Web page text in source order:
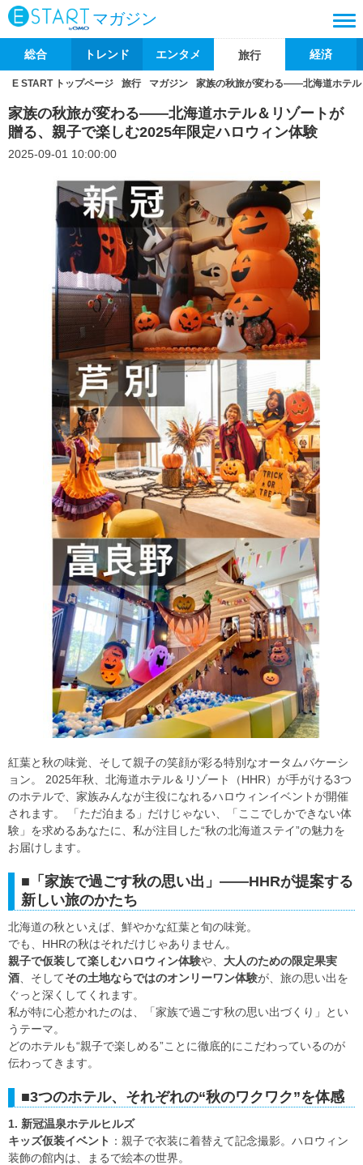
マガジン
総合 トレンド エンタメ 旅行 経済
E START トップページ 旅行 マガジン 家族の秋旅が変わる——北海道ホテル
家族の秋旅が変わる——北海道ホテル＆リゾートが
贈る、親子で楽しむ2025年限定ハロウィン体験
2025-09-01 10:00:00
紅葉と秋の味覚、そして親子の笑顔が彩る特別なオータムバケーシ
ョン。 2025年秋、北海道ホテル＆リゾート（HHR）が手がける3つ
のホテルで、家族みんなが主役になれるハロウィンイベントが開催
されます。 「ただ泊まる」だけじゃない、「ここでしかできない体
験」を求めるあなたに、私が注目した“秋の北海道ステイ”の魅力を
お届けします。
■「家族で過ごす秋の思い出」——HHRが提案する
新しい旅のかたち
北海道の秋といえば、鮮やかな紅葉と旬の味覚。
でも、HHRの秋はそれだけじゃありません。
親子で仮装して楽しむハロウィン体験や、 大人のための限定果実
酒 、そしてその土地ならではのオンリーワン体験が、旅の思い出を
ぐっと深くしてくれます。
私が特に心惹かれたのは、「家族で過ごす秋の思い出づくり」とい
うテーマ。
どのホテルも“親子で楽しめる”ことに徹底的にこだわっているのが
伝わってきます。
■3つのホテル、それぞれの“秋のワクワク”を体感
1. 新冠温泉ホテルヒルズ
キッズ仮装イベント ：親子で衣装に着替えて記念撮影。ハロウィン
装飾の館内は、まるで絵本の世界。